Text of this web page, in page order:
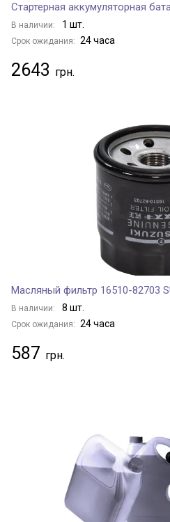
Стартерная аккумуляторная
В наличии: 1 шт.
Срок ожидания: 24 часа
2643
Масляный фильтр 16510-82703
В наличии: 8 шт.
Срок ожидания: 24 часа
587